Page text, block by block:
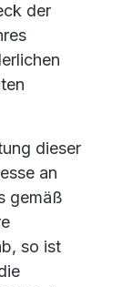
der
dieser
an
gemäß
so ist